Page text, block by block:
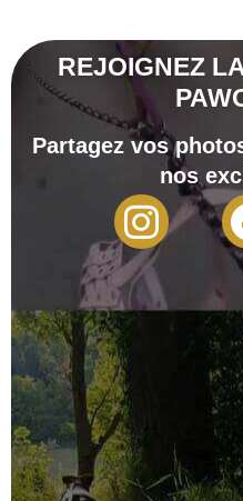
REJOIGNEZ
Partagez vos
nos